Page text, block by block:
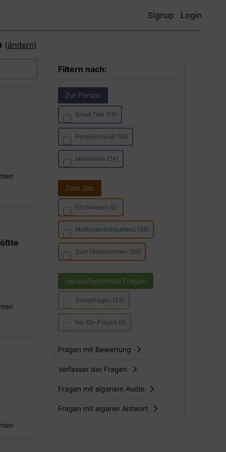
Signup Login
(ändern)
Filtern nach:
Zur Person
Small Talk (14)
Persönlichkeit (55)
Motivation (24)
Zum Job
Fachwissen (0)
Methodenkompetenz (36)
Zum Unternehmen (20)
Herausfordernde Fragen
Stressfragen (33)
No-Go-Fragen (8)
Fragen mit Bewertung
Verfasser der Fragen
Fragen mit eigenem Audio
Fragen mit eigener Antwort